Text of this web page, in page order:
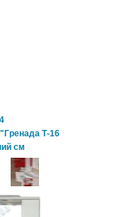
"Гренада Т-16
см